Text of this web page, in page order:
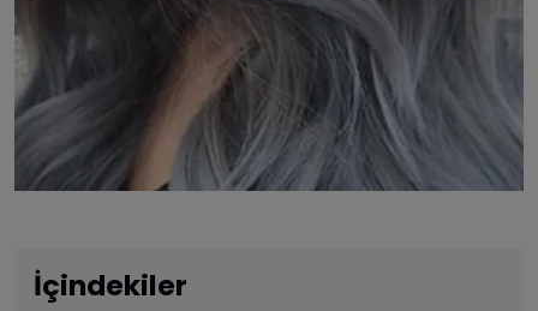
İçindekiler